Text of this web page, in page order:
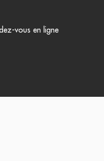
vous en ligne